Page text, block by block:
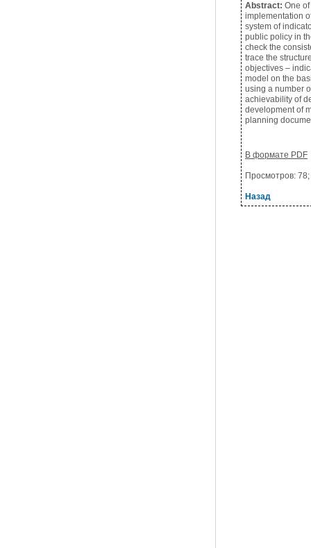
Abstract: One
implementation
system of
public policy in
check the
trace the
objectives –
model on the
using a number
achievability of
development of
planning
В формате PDF
Просмотров: 78;
Назад